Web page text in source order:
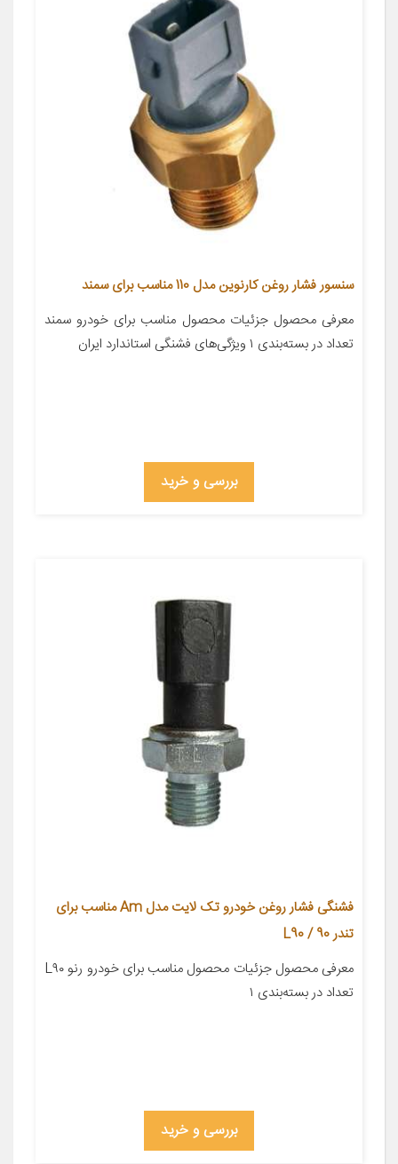
سنسور فشار روغن کارنوین مدل 110 مناسب برای سمند
معرفی محصول جزئیات محصول مناسب برای خودرو سمند
تعداد در بسته‌بندی ۱ ویژگی‌های فشنگی استاندارد ایران
بررسی و خرید
فشنگی فشار روغن خودرو تک لایت مدل Am مناسب برای
تندر 90 / L90
معرفی محصول جزئیات محصول مناسب برای خودرو رنو L۹۰
تعداد در بسته‌بندی ۱
بررسی و خرید